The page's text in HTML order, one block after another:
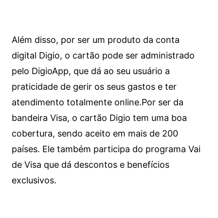
Além disso, por ser um produto da conta
digital Digio, o cartão pode ser administrado
pelo DigioApp, que dá ao seu usuário a
praticidade de gerir os seus gastos e ter
atendimento totalmente online.Por ser da
bandeira Visa, o cartão Digio tem uma boa
cobertura, sendo aceito em mais de 200
países. Ele também participa do programa Vai
de Visa que dá descontos e benefícios
exclusivos.